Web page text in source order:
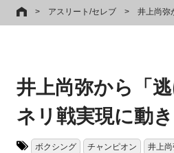
> アスリート/セレブ > 井上尚弥
井上尚弥から「
ネリ戦実現に動
ボクシング チャンピオン 井上